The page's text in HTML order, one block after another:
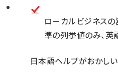
ローカルビジネス
準の列挙値のみ、
日本語ヘルプがおかしい